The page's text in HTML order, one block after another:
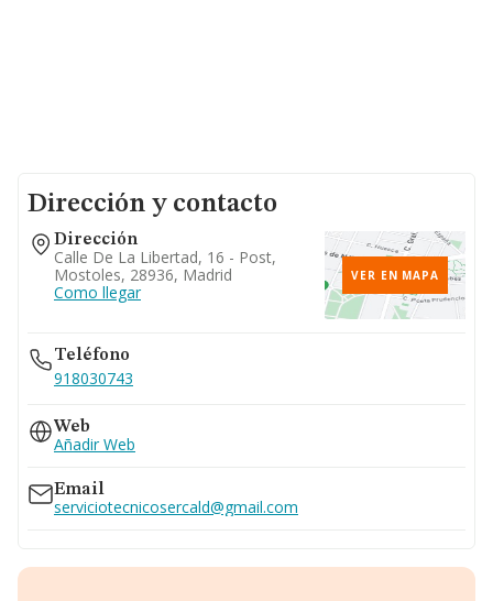
Dirección y contacto
Dirección
Calle De La Libertad, 16 - Post,
Mostoles, 28936, Madrid
Como llegar
VER EN MAPA
Teléfono
918030743
Web
Añadir Web
Email
serviciotecnicosercald@gmail.com